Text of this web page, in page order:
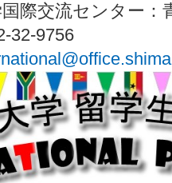
国際交流センター